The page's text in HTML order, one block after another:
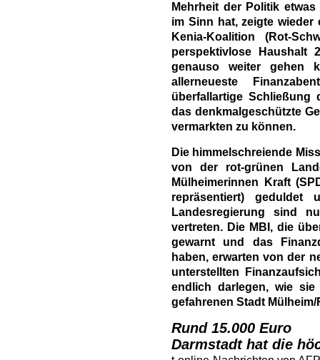
Mehrheit der Politik
im Sinn hat, zeigte
Kenia-Koalition (Rot-
perspektivlose Haushalt
genauso weiter gehen
allerneueste
überfallartige Schließung
das denkmalgeschützte
vermarkten zu können.
Die himmelschreiende
von der rot-grünen
Mülheimerinnen Kraft
repräsentiert)
Landesregierung sind
vertreten. Die MBI, die
gewarnt und das
haben, erwarten von der
unterstellten
endlich darlegen, wie
gefahrenen Stadt
Rund 15.000 Euro
Darmstadt hat die